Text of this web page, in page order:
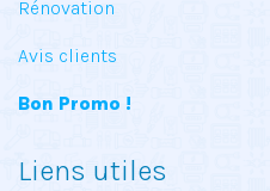
Rénovation
Avis clients
Bon Promo !
Liens utiles